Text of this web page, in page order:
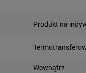
Produkt na
Wewnątrz